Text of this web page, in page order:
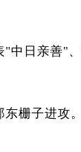
日亲善"、
栅子进攻。